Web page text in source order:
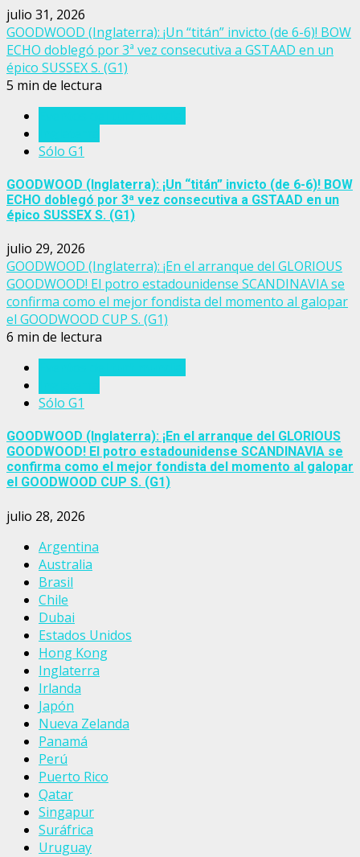
julio 31, 2026
GOODWOOD (Inglaterra): ¡Un “titán” invicto (de 6-6)! BOW
ECHO doblegó por 3ª vez consecutiva a GSTAAD en un
épico SUSSEX S. (G1)
5 min de lectura
Sólo G1
GOODWOOD (Inglaterra): ¡Un “titán” invicto (de 6-6)! BOW
ECHO doblegó por 3ª vez consecutiva a GSTAAD en un
épico SUSSEX S. (G1)
julio 29, 2026
GOODWOOD (Inglaterra): ¡En el arranque del GLORIOUS
GOODWOOD! El potro estadounidense SCANDINAVIA se
confirma como el mejor fondista del momento al galopar
el GOODWOOD CUP S. (G1)
6 min de lectura
Sólo G1
GOODWOOD (Inglaterra): ¡En el arranque del GLORIOUS
GOODWOOD! El potro estadounidense SCANDINAVIA se
confirma como el mejor fondista del momento al galopar
el GOODWOOD CUP S. (G1)
julio 28, 2026
Argentina
Australia
Brasil
Chile
Dubai
Estados Unidos
Hong Kong
Inglaterra
Irlanda
Japón
Nueva Zelanda
Panamá
Perú
Puerto Rico
Qatar
Singapur
Suráfrica
Uruguay